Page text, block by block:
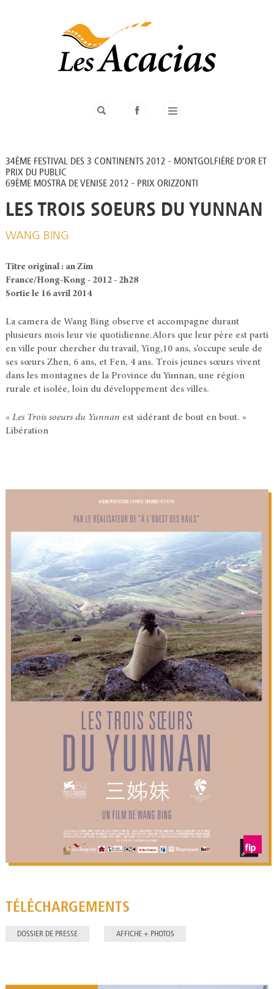
34ÈME FESTIVAL DES 3 CONTINENTS 2012 - MONTGOLFIÈRE D’OR ET
PRIX DU PUBLIC
69ÈME MOSTRA DE VENISE 2012 - PRIX ORIZZONTI
LES TROIS SOEURS DU YUNNAN
WANG BING
Titre original : an Zim
France/Hong-Kong - 2012 - 2h28
Sortie le 16 avril 2014
La camera de Wang Bing observe et accompagne durant
plusieurs mois leur vie quotidienne.Alors que leur père est parti
en ville pour chercher du travail, Ying,10 ans, s’occupe seule de
ses sœurs Zhen, 6 ans, et Fen, 4 ans. Trois jeunes sœurs vivent
dans les montagnes de la Province du Yunnan, une région
rurale et isolée, loin du développement des villes.
« Les Trois soeurs du Yunnan est sidérant de bout en bout. »
Libération
TÉLÉCHARGEMENTS
DOSSIER DE PRESSE AFFICHE + PHOTOS